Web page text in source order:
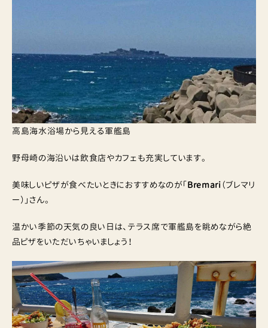
高島海水浴場から見える軍艦島
野母崎の海沿いは飲食店やカフェも充実しています。
美味しいピザが食べたいときにおすすめなのが「Bremari（ブレマリ
ー）」さん。
温かい季節の天気の良い日は、テラス席で軍艦島を眺めながら絶
品ピザをいただいちゃいましょう！